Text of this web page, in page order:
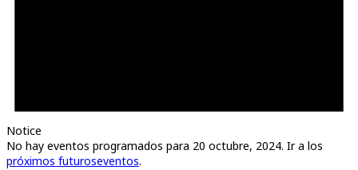
Notice
No hay eventos programados para 20 octubre, 2024. Ir a los
próximos futuroseventos.